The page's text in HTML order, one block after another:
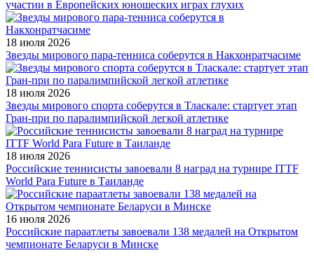
участии в Европейских юношеских играх глухих
18 июля 2026
Звезды мирового пара-тенниса соберутся в Накхонратчасиме
18 июля 2026
Звезды мирового спорта соберутся в Тласкале: стартует этап
Гран-при по паралимпийской легкой атлетике
18 июля 2026
Российские теннисисты завоевали 8 наград на турнире ITTF
World Para Future в Таиланде
16 июля 2026
Российские параатлеты завоевали 138 медалей на Открытом
чемпионате Беларуси в Минске